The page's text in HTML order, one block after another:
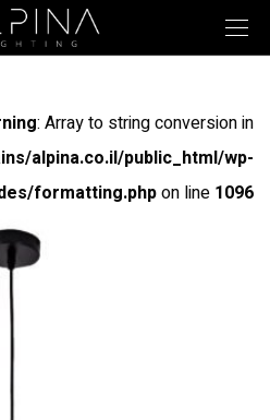
: Array to string conversion in
alpina.co.il/public_html/wp-
formatting.phpon line 1096
: Array to string conversion in
alpina.co.il/public_html/wp-
formatting.php